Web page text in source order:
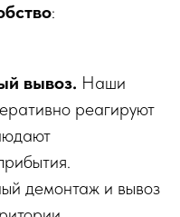
:
вывоз. Наши
реагируют
демонтаж и вывоз